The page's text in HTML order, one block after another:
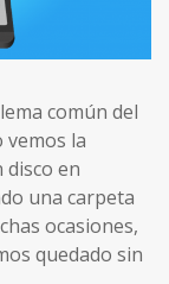
común del
vemos la
disco en
una carpeta
ocasiones,
quedado sin